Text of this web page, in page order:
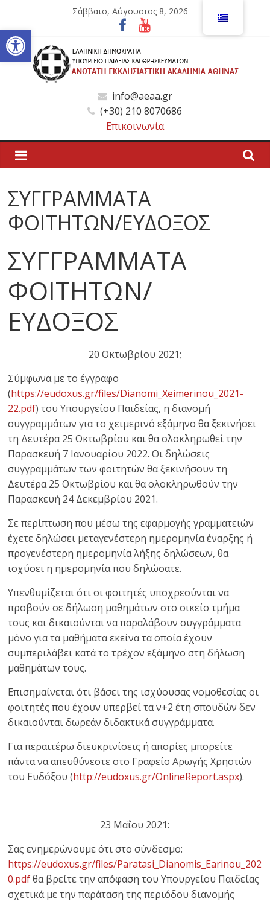
Ανοίξτε τη γραμμή εργαλείων
περιεχόμενο
Σάββατο, Αύγουστος 8, 2026
Ανώτατη
Εκκλησιαστική
Ακαδημία
Αθηνών
Ανώτατη
Ακαδημία
Αθηνών
info@aeaa.gr
(+30) 210 8070686
Επικοινωνία
ΣΥΓΓΡΑΜΜΑΤΑ
ΦΟΙΤΗΤΩΝ/ΕΥΔΟΞΟΣ
ΣΥΓΓΡΑΜΜΑΤΑ
ΦΟΙΤΗΤΩΝ/
ΕΥΔΟΞΟΣ
20 Οκτωβρίου 2021;
Σύμφωνα με το έγγραφο
(https://eudoxus.gr/files/Dianomi_Xeimerinou_2021-
22.pdf) του Υπουργείου Παιδείας, η διανομή
συγγραμμάτων για το χειμερινό εξάμηνο θα ξεκινήσει
τη Δευτέρα 25 Οκτωβρίου και θα ολοκληρωθεί την
Παρασκευή 7 Ιανουαρίου 2022. Οι δηλώσεις
συγγραμμάτων των φοιτητών θα ξεκινήσουν τη
Δευτέρα 25 Οκτωβρίου και θα ολοκληρωθούν την
Παρασκευή 24 Δεκεμβρίου 2021.
Σε περίπτωση που μέσω της εφαρμογής γραμματειών
έχετε δηλώσει μεταγενέστερη ημερομηνία έναρξης ή
προγενέστερη ημερομηνία λήξης δηλώσεων, θα
ισχύσει η ημερομηνία που δηλώσατε.
Υπενθυμίζεται ότι οι φοιτητές υποχρεούνται να
προβούν σε δήλωση μαθημάτων στο οικείο τμήμα
τους και δικαιούνται να παραλάβουν συγγράμματα
μόνο για τα μαθήματα εκείνα τα οποία έχουν
συμπεριλάβει κατά το τρέχον εξάμηνο στη δήλωση
μαθημάτων τους.
Επισημαίνεται ότι βάσει της ισχύουσας νομοθεσίας οι
φοιτητές που έχουν υπερβεί τα ν+2 έτη σπουδών δεν
δικαιούνται δωρεάν διδακτικά συγγράμματα.
Για περαιτέρω διευκρινίσεις ή απορίες μπορείτε
πάντα να απευθύνεστε στο Γραφείο Αρωγής Χρηστών
του Ευδόξου (http://eudoxus.gr/OnlineReport.aspx).
23 Μαΐου 2021:
Σας ενημερώνουμε ότι στο σύνδεσμο:
https://eudoxus.gr/files/Paratasi_Dianomis_Earinou_202
0.pdfθα βρείτε την απόφαση του Υπουργείου Παιδείας
σχετικά με την παράταση της περιόδου διανομής